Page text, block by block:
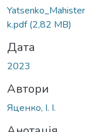
k.pdf(2,82 MB)
Дата
2023
Автори
Яценко, І. І.